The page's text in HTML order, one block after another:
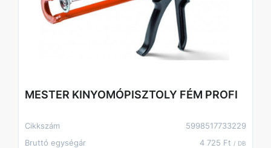
MESTER KINYOMÓPISZTOLY FÉM PROFI
Cikkszám
5998517733229
Bruttó egységár
4 725 Ft / DB